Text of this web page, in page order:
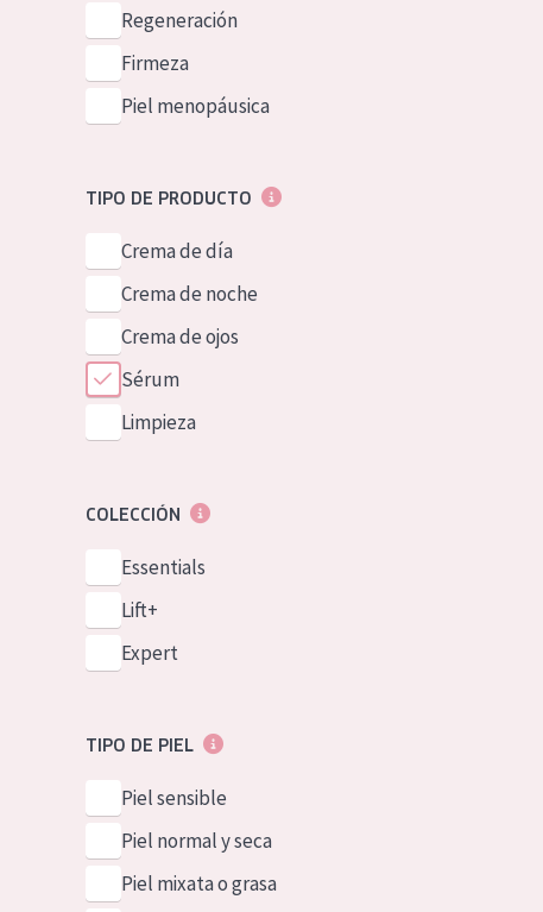
German
Spanish
Greek
Regeneración
Firmeza
Piel menopáusica
TIPO DE PRODUCTO
Crema de día
Crema de noche
Crema de ojos
Sérum
Limpieza
COLECCIÓN
Essentials
Lift+
Expert
TIPO DE PIEL
Piel sensible
Piel normal y seca
Piel mixata o grasa